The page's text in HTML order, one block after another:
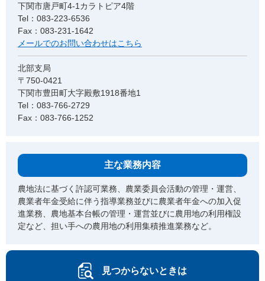
下関市唐戸町4-1カラトピア4階
Tel：083-223-6536
Fax：083-231-1642
メールでのお問い合わせはこちら
北部支局
〒750-0421
下関市豊田町大字殿敷1918番地1
Tel：083-766-2729
Fax：083-766-1252
主な業務内容
農地法に基づく許認可業務、農業委員会活動の管理・運営、
農業者年金受給に伴う指導業務並びに農業者年金への加入促
進業務、農地基本台帳の管理・運営並びに農用地の利用権設
定など、担い手への農用地の利用集積推進業務など。
見つからないときは